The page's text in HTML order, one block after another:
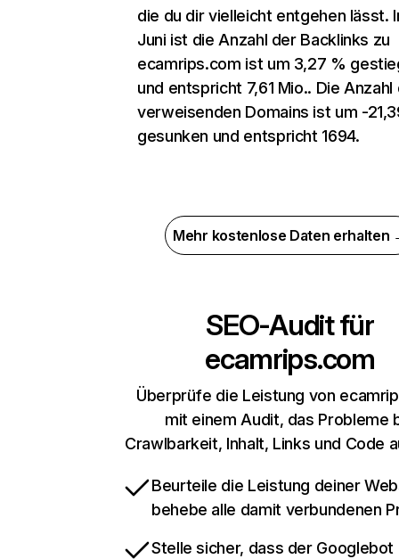
die du dir vielleicht entgehen lässt.
Juni ist die Anzahl der Backlinks zu
ecamrips.com ist um 3,27 %
und entspricht 7,61 Mio.. Die Anzahl
verweisenden Domains ist um -
gesunken und entspricht 1694.
Mehr kostenlose Daten erhalten
SEO-Audit für
ecamrips.com
Überprüfe die Leistung von
mit einem Audit, das Probleme
Crawlbarkeit, Inhalt, Links und Code
Beurteile die Leistung deiner
behebe alle damit verbundenen
Stelle sicher, dass der Googlebot